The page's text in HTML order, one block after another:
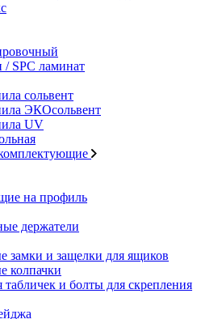
SPC ламинат
сольвент
ЭКОсольвент
UV
на профиль
держатели
замки и защелки для ящиков
колпачки
табличек и болты для скрепления